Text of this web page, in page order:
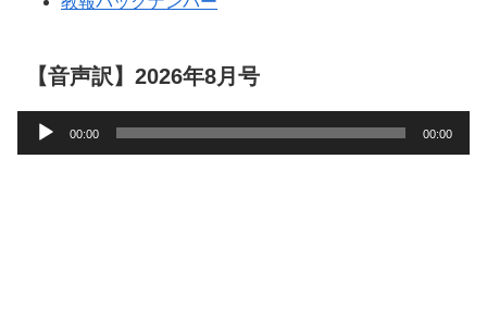
【音声訳】2026年8月号
声
00:00 00:00